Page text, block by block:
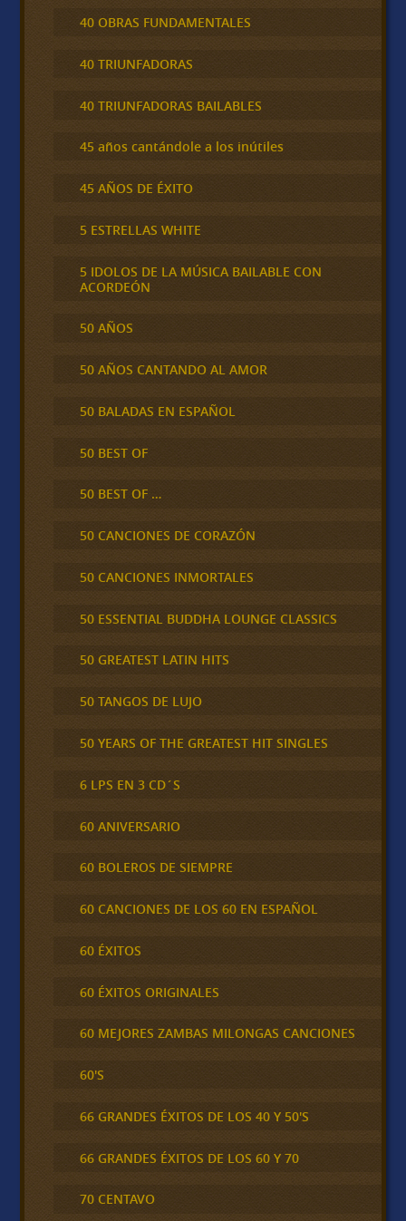
40 OBRAS FUNDAMENTALES
40 TRIUNFADORAS
40 TRIUNFADORAS BAILABLES
45 años cantándole a los inútiles
45 AÑOS DE ÉXITO
5 ESTRELLAS WHITE
5 IDOLOS DE LA MÚSICA BAILABLE CON
ACORDEÓN
50 AÑOS
50 AÑOS CANTANDO AL AMOR
50 BALADAS EN ESPAÑOL
50 BEST OF
50 BEST OF …
50 CANCIONES DE CORAZÓN
50 CANCIONES INMORTALES
50 ESSENTIAL BUDDHA LOUNGE CLASSICS
50 GREATEST LATIN HITS
50 TANGOS DE LUJO
50 YEARS OF THE GREATEST HIT SINGLES
6 LPS EN 3 CD´S
60 ANIVERSARIO
60 BOLEROS DE SIEMPRE
60 CANCIONES DE LOS 60 EN ESPAÑOL
60 ÉXITOS
60 ÉXITOS ORIGINALES
60 MEJORES ZAMBAS MILONGAS CANCIONES
60'S
66 GRANDES ÉXITOS DE LOS 40 Y 50'S
66 GRANDES ÉXITOS DE LOS 60 Y 70
70 CENTAVO